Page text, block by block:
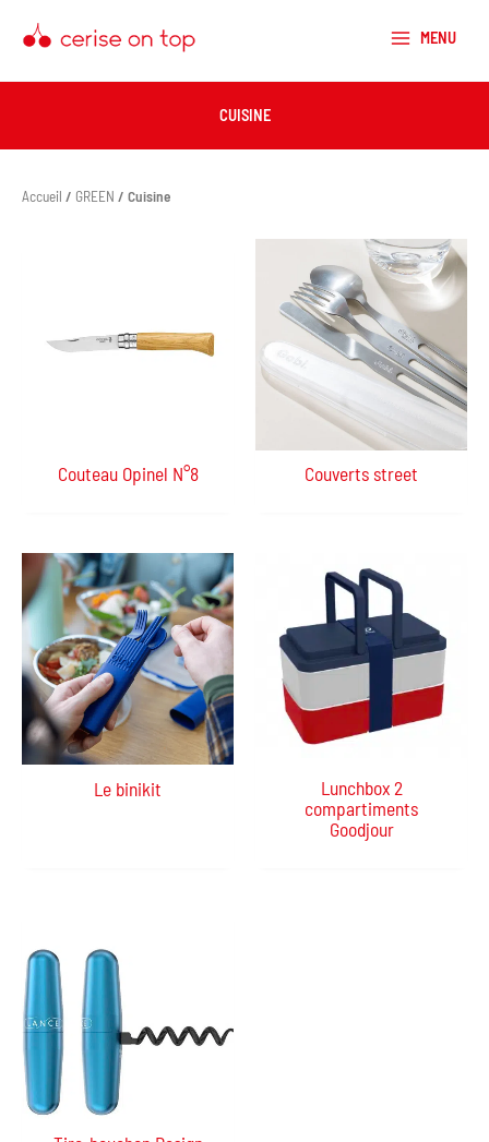
MENU
CUISINE
Accueil / GREEN / Cuisine
Couteau Opinel N°8 Couverts street
Le binikit
Lunchbox 2
compartiments
Goodjour